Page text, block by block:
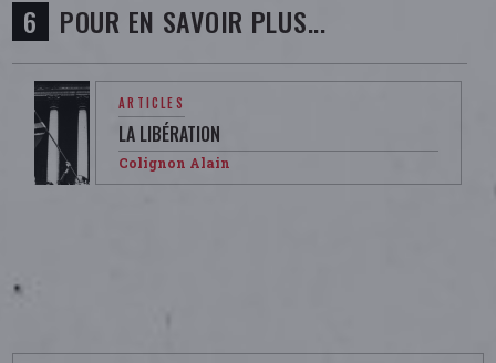
POUR EN SAVOIR PLUS...
ARTICLES
LA LIBÉRATION
Colignon Alain